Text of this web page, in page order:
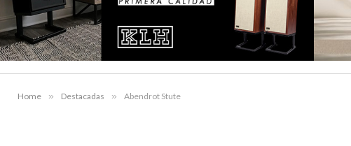
Home » Destacadas » Abendrot Stute